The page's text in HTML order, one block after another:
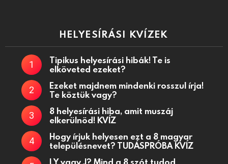
HELYESÍRÁSI KVÍZEK
Tipikus helyesírási hibák! Te is
elköveted ezeket?
Ezeket majdnem mindenki rosszul írja!
Te köztük vagy?
8 helyesírási hiba, amit muszáj
elkerülnöd! KVÍZ
Hogy írjuk helyesen ezt a 8 magyar
településnevet? TUDÁSPRÓBA KVÍZ
LY vagy J? Mind a 8 szót tudod